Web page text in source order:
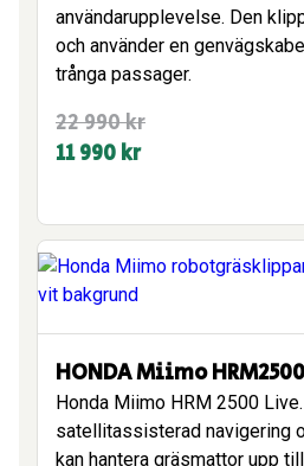
användarupplevelse. Den
och använder en
trånga passager.
22 990kr
Det
ursprungliga
22
990 kr.
11 990kr
Det
nuvarande
11
990 kr.
HONDA Miimo
Honda Miimo HRM 2500
satellitassisterad navigering
kan hantera gräsmattor upp